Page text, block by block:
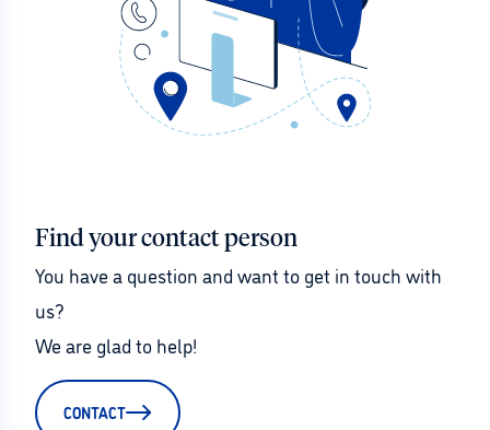
Find your contact person
You have a question and want to get in touch with
us?
We are glad to help!
CONTACT